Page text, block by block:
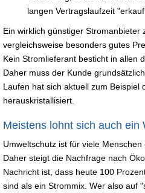
langen Vertragslaufzeit
Ein wirklich günstiger Stromanbieter
vergleichsweise besonders gutes
Kein Stromlieferant besticht in allen
Daher muss der Kunde
Laufen hat sich aktuell zum Beispiel
herauskristallisiert.
Meistens lohnt sich auch ein
Umweltschutz ist für viele
Daher steigt die Nachfrage nach
Nachricht ist, dass heute 100
sind als ein Strommix. Wer also auf